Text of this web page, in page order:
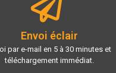
Envoi éclair
par e-mail en 5 à 30 minutes et
téléchargement immédiat.